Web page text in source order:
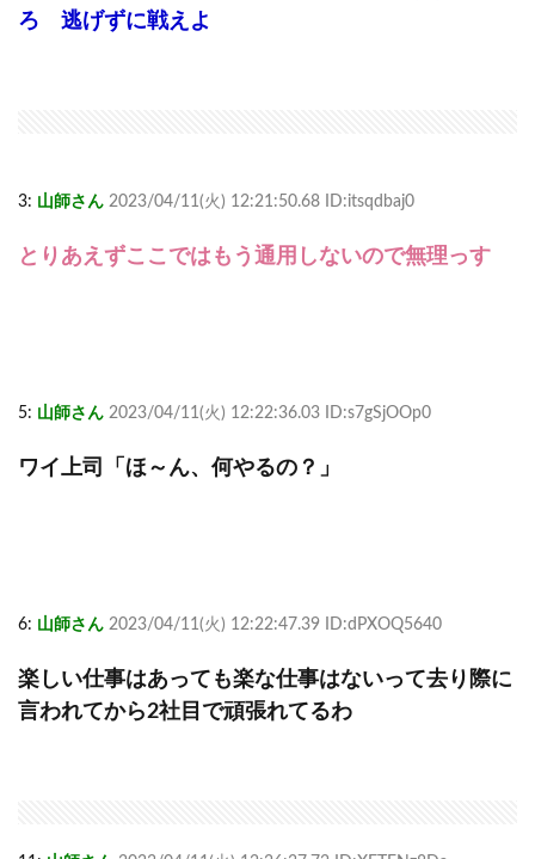
ろ 逃げずに戦えよ
3: 山師さん 2023/04/11(火) 12:21:50.68 ID:itsqdbaj0
とりあえずここではもう通用しないので無理っす
5: 山師さん 2023/04/11(火) 12:22:36.03 ID:s7gSjOOp0
ワイ上司「ほ～ん、何やるの？」
6: 山師さん 2023/04/11(火) 12:22:47.39 ID:dPXOQ5640
楽しい仕事はあっても楽な仕事はないって去り際に
言われてから2社目で頑張れてるわ